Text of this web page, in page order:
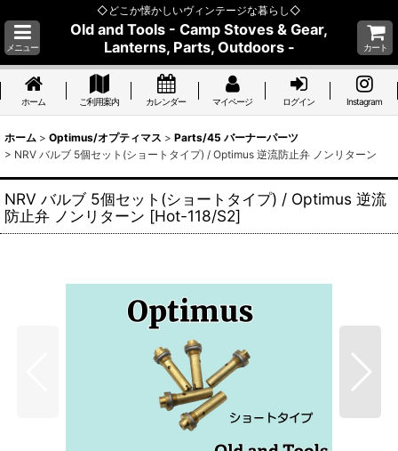
◇どこか懐かしいヴィンテージな暮らし◇
メニュー
Old and Tools - Camp Stoves & Gear,
Lanterns, Parts, Outdoors -
カート
ホーム ご利用案内 カレンダー マイページ ログイン Instagram
ホーム > Optimus/オプティマス > Parts/45 バーナーパーツ
> NRV バルブ 5個セット(ショートタイプ) / Optimus 逆流防止弁 ノンリターン
NRV バルブ 5個セット(ショートタイプ) / Optimus 逆流
防止弁 ノンリターン [Hot-118/S2]